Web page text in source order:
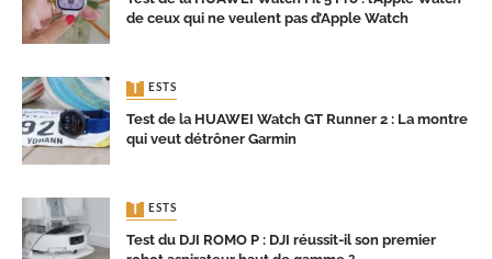
de ceux qui ne veulent pas d’Apple Watch
TESTS
Test de la HUAWEI Watch GT Runner 2 : La montre
qui veut détrôner Garmin
TESTS
Test du DJI ROMO P : DJI réussit-il son premier